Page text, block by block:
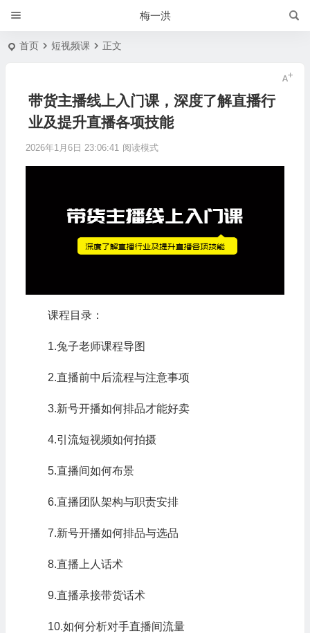
梅一洪
首页 短视频课 正文
带货主播线上入门课，深度了解直播行
业及提升直播各项技能
2026年1月6日 23:06:41 阅读模式
课程目录：
1.兔子老师课程导图
2.直播前中后流程与注意事项
3.新号开播如何排品才能好卖
4.引流短视频如何拍摄
5.直播间如何布景
6.直播团队架构与职责安排
7.新号开播如何排品与选品
8.直播上人话术
9.直播承接带货话术
10.如何分析对手直播间流量